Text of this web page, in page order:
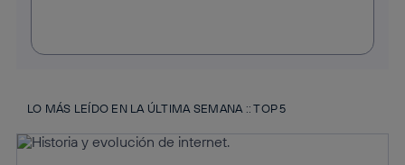
LO MÁS LEÍDO EN LA ÚLTIMA SEMANA :: TOP 5